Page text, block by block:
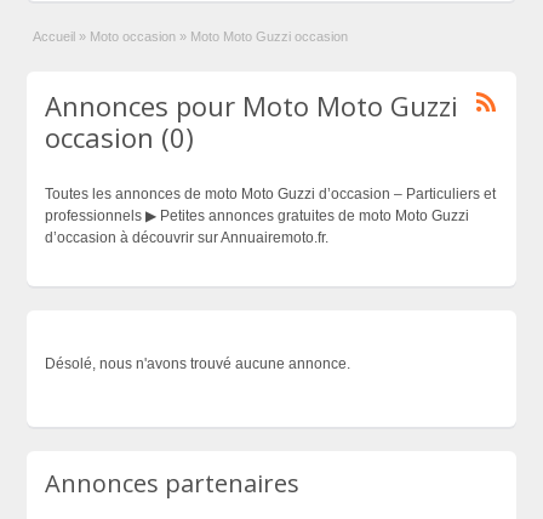
Accueil » Moto occasion » Moto Moto Guzzi occasion
Annonces pour Moto Moto Guzzi
occasion (0)
Toutes les annonces de moto Moto Guzzi d’occasion – Particuliers et
professionnels ▶ Petites annonces gratuites de moto Moto Guzzi
d’occasion à découvrir sur Annuairemoto.fr.
Désolé, nous n'avons trouvé aucune annonce.
Annonces partenaires